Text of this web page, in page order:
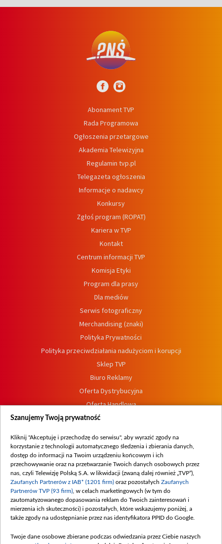
Abonament TVP
Rada Programowa
Ogłoszenia przetargowe
Akademia Telewizyjna
Regulamin tvp.pl
Telegazeta ogłoszenia
Informacje o nadawcy
Konkursy
Zgłoś program (ROPAT)
Kariera w TVP
Kontakt
Centrum informacji TVP
Komisja Etyki
Program dla prasy
Dla mediów
Serwis fotograficzny
Merchandising (znaki)
Polityka Prywatności
Polityka przeciwdziałania nadużyciom i korupcji
Sklep TVP
Biuro Reklamy
Oferta Dystrybucyjna
Oferta Handlowa
Dostępność
Procedura zgłoszeń wewnętrznych
Szanujemy Twoją prywatność
Kliknij "Akceptuję i przechodzę do serwisu", aby wyrazić zgody na
korzystanie z technologii automatycznego śledzenia i zbierania danych,
dostęp do informacji na Twoim urządzeniu końcowym i ich
przechowywanie oraz na przetwarzanie Twoich danych osobowych przez
nas, czyli Telewizję Polską S.A. w likwidacji (zwaną dalej również „TVP”),
Zaufanych Partnerów z IAB* (1201 firm) oraz pozostałych Zaufanych
Partnerów TVP (93 firm) , w celach marketingowych (w tym do
zautomatyzowanego dopasowania reklam do Twoich zainteresowań i
mierzenia ich skuteczności) i pozostałych, które wskazujemy poniżej, a
także zgody na udostępnianie przez nas identyfikatora PPID do Google.
Twoje dane osobowe zbierane podczas odwiedzania przez Ciebie naszych